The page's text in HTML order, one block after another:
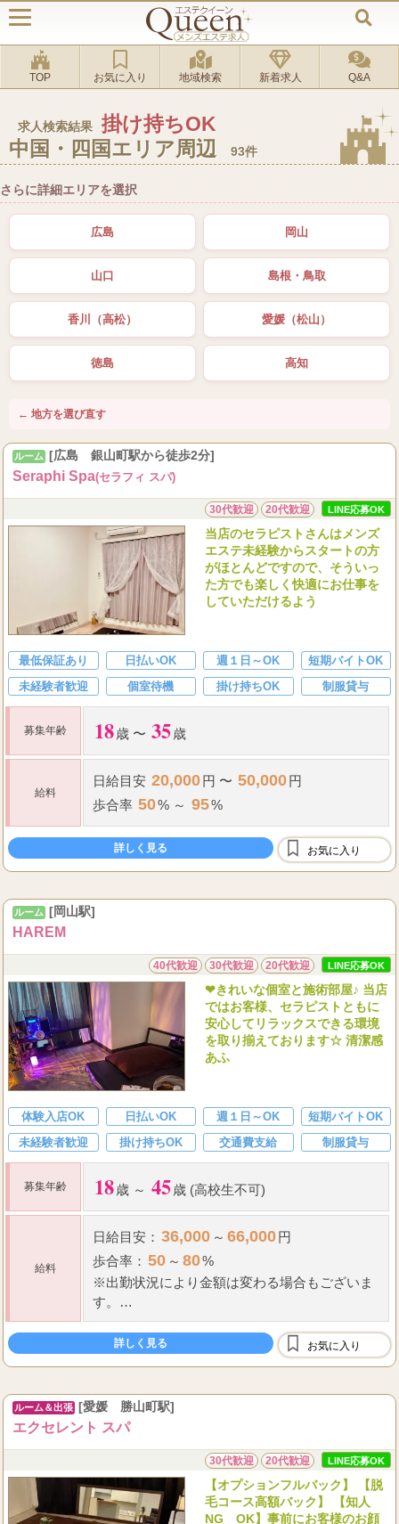
TOP お気に入り 地域検索 新着求人 Q&A
求人検索結果
掛け持ちOK
中国・四国エリア周辺
93件
さらに詳細エリアを選択
広島 岡山
山口 島根・鳥取
香川（高松） 愛媛（松山）
徳島 高知
← 地方を選び直す
ルーム [広島 銀山町駅から徒歩2分]
Seraphi Spa(セラフィ スパ)
30代歓迎 20代歓迎 LINE応募OK
当店のセラピストさんはメンズ
エステ未経験からスタートの方
がほとんどですので、そういっ
た方でも楽しく快適にお仕事を
していただけるよう
最低保証あり 日払いOK 週１日～OK
短期バイトOK
未経験者歓迎
個室待機 掛け持ちOK 制服貸与
募集年齢 18歳 〜 35歳
給料
日給目安 20,000円 〜 50,000円
歩合率 50% ～ 95%
詳しく見る お気に入り
ルーム [岡山駅]
HAREM
40代歓迎 30代歓迎 20代歓迎 LINE応募OK
❤きれいな個室と施術部屋♪ 当店
ではお客様、セラピストともに
安心してリラックスできる環境
を取り揃えております☆ 清潔感
あふ
体験入店OK 日払いOK 週１日～OK
短期バイトOK
未経験者歓迎
掛け持ちOK 交通費支給 制服貸与
募集年齢 18歳 ～ 45歳 (高校生不可)
給料
日給目安： 36,000 ～ 66,000円
歩合率 ： 50 ～ 80%
※出勤状況により金額は変わる場合もございま
す。
お給料獲得例【
90分コース指名ありの場合
90分×3本=300...
詳しく見る お気に入り
ルーム＆出張 [愛媛 勝山町駅]
エクセレント スパ
30代歓迎 20代歓迎 LINE応募OK
【オプションフルバック】 【脱
毛コース高額バック】 【知人
NG OK】事前にお客様のお顔